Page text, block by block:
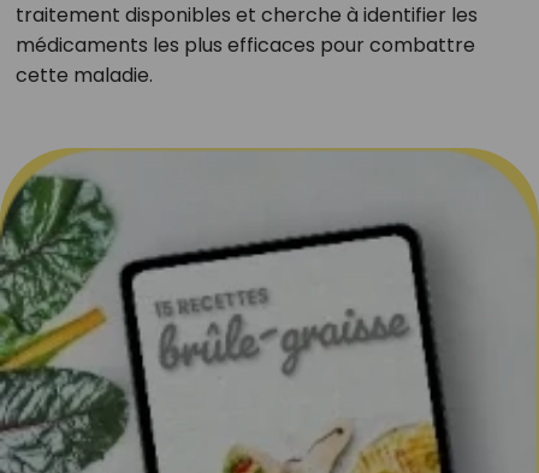
traitement disponibles et cherche à identifier les
médicaments les plus efficaces pour combattre
cette maladie.